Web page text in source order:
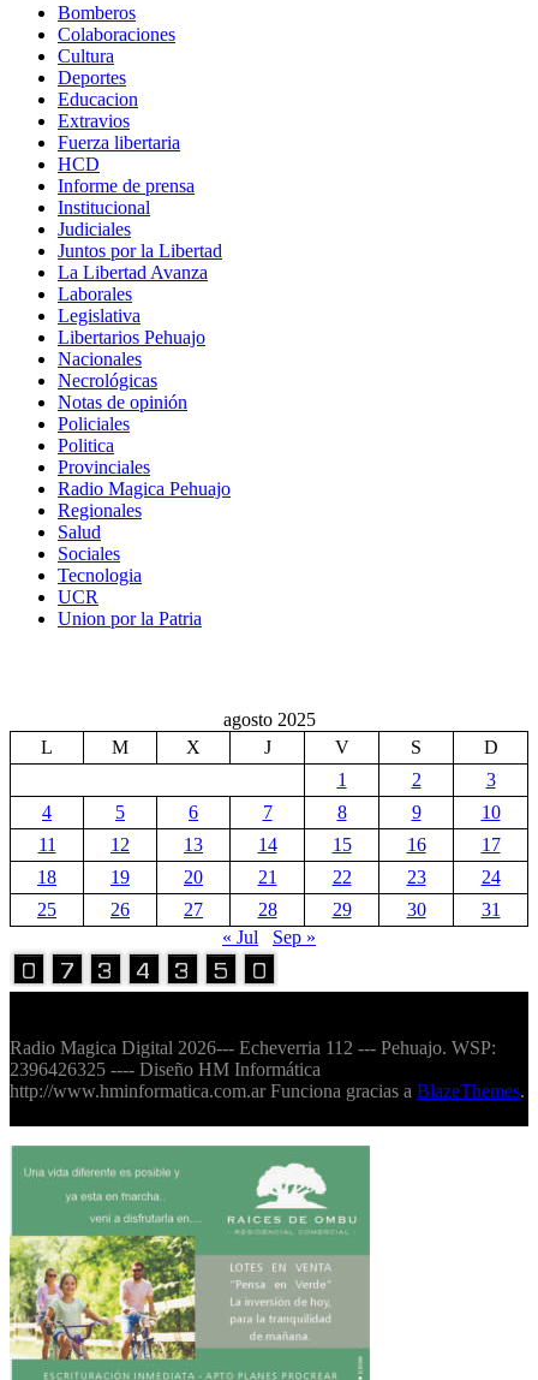
Bomberos
Colaboraciones
Cultura
Deportes
Educacion
Extravios
Fuerza libertaria
HCD
Informe de prensa
Institucional
Judiciales
Juntos por la Libertad
La Libertad Avanza
Laborales
Legislativa
Libertarios Pehuajo
Nacionales
Necrológicas
Notas de opinión
Policiales
Politica
Provinciales
Radio Magica Pehuajo
Regionales
Salud
Sociales
Tecnologia
UCR
Union por la Patria
agosto 2025
L
M X J V S
D
1
2
3
4
5 6 7 8 9
10
11
12 13 14 15 16
17
18
19 20 21 22 23
24
25
26 27 28 29 30
31
« Jul
Sep »
Radio Magica Digital 2026--- Echeverria 112 --- Pehuajo. WSP:
2396426325 ---- Diseño HM Informática
http://www.hminformatica.com.ar Funciona gracias a BlazeThemes.